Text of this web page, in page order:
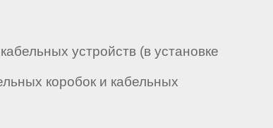
устройств (в установке
коробок и кабельных